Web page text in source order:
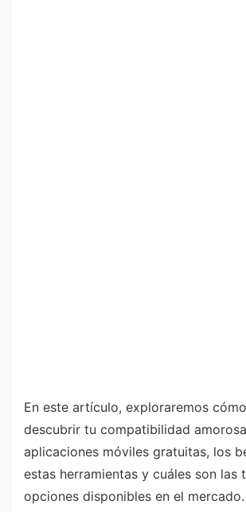
En este artículo, exploraremos
descubrir tu compatibilidad
aplicaciones móviles gratuitas, los
estas herramientas y cuáles son las
opciones disponibles en el mercado.